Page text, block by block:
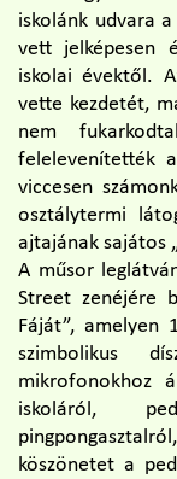
iskolánk udvara
vett jelképesen
iskolai évektől.
vette kezdetét,
nem
felelevenítették
viccesen
osztálytermi
ajtajának sajátos
A műsor
Street zenéjére
Fáját”, amelyen
szimbolikus
mikrofonokhoz
iskoláról,
köszönetet a